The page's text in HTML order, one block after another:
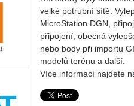
velké potrubní sítě.
MicroStation DGN,
připojení, obecná
nebo body při importu
modelů terénu a další.
Více informací najdete